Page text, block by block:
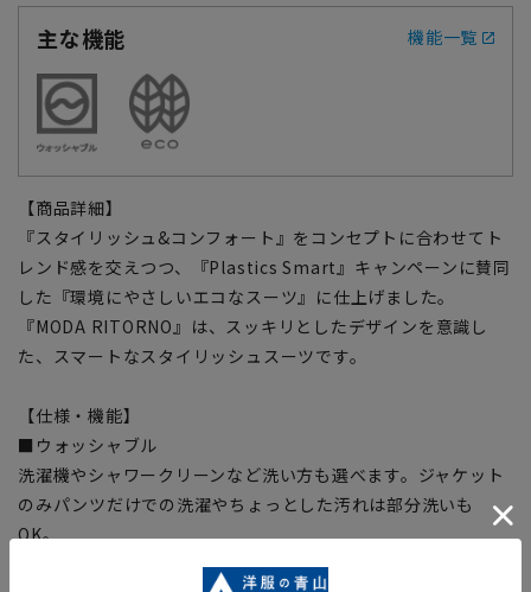
主な機能 機能一覧
【商品詳細】
『スタイリッシュ&コンフォート』をコンセプトに合わせてト
レンド感を交えつつ、『Plastics Smart』キャンペーンに賛同
した『環境にやさしいエコなスーツ』に仕上げました。
『MODA RITORNO』は、スッキリとしたデザインを意識し
た、スマートなスタイリッシュスーツです。
【仕様・機能】
■ウォッシャブル
洗濯機やシャワークリーンなど洗い方も選べます。ジャケット
のみパンツだけでの洗濯やちょっとした汚れは部分洗いも
OK。